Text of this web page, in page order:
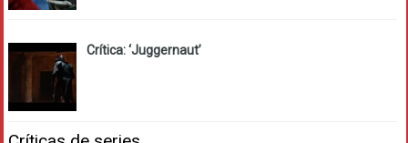
Crítica: ‘Juggernaut’